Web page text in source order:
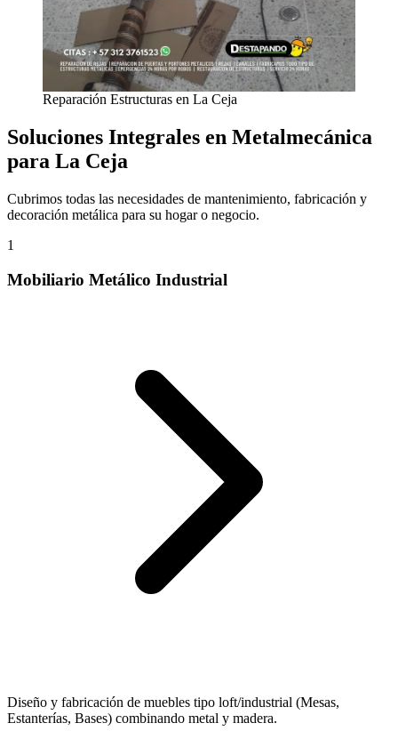
Reparación Estructuras en La Ceja
Soluciones Integrales en Metalmecánica
para La Ceja
Cubrimos todas las necesidades de mantenimiento, fabricación y
decoración metálica para su hogar o negocio.
1
Mobiliario Metálico Industrial
Diseño y fabricación de muebles tipo loft/industrial (Mesas,
Estanterías, Bases) combinando metal y madera.